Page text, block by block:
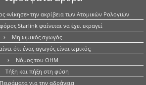
«νίκησε» την ακρίβεια των Ατομικών Ρολογιών
Starlink φαίνεται να έχει εκραγεί
Μη ωμικός αγωγός
ότι ένας αγωγός είναι ωμικός;
Νόμος του OHM
Τήξη και πήξη στη φύση
Πειράματα για την αδράνεια